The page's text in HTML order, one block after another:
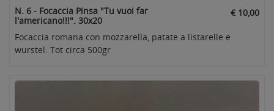
N. 6 - Focaccia Pinsa "Tu vuoi far
l'americano!!!". 30x20
€ 10,00
Focaccia romana con mozzarella, patate a listarelle e
wurstel. Tot circa 500gr